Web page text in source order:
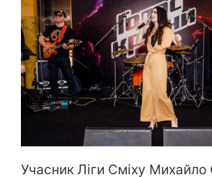
Учасник Ліги Сміху Михайло